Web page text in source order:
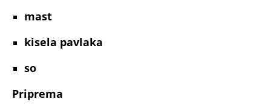
mast
kisela pavlaka
so
Priprema